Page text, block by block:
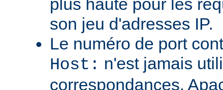
plus haute pour les
son jeu d'adresses IP.
Le numéro de port
Host: n'est jamais
correspondances.